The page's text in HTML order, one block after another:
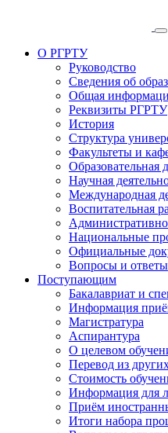
О РГРТУ
Руководство
Сведения об
Общая
Реквизиты РГРТУ
История
Структура
Факультеты и
Образовательная
Научная
Международная
Воспитательная
Национальные
Официальные
Вопросы и ответы
Поступающим
Бакалавриат и
Информация
Магистратура
Аспирантура
О целевом
Перевод из
Стоимость
Информация для
Приём
Итоги набора